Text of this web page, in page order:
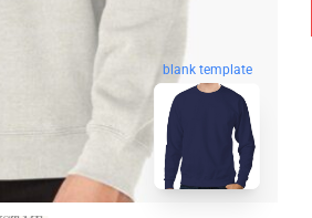
blank template